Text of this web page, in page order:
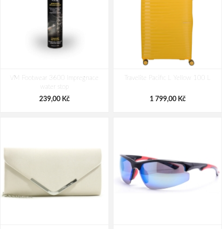
modrá Modrá 1 l
69,00 Kč
05 modrá 30 L
VM Footwear 3600 Impregnace
water stop
239,00 Kč
Travelite Pacific L Yellow 100 L
1 799,00 Kč